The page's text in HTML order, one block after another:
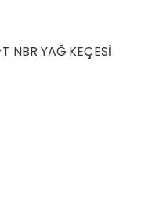
NBR YAĞ KEÇESİ